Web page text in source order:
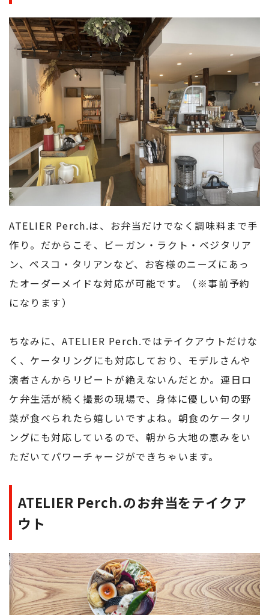
ATELIER Perch.は、お弁当だけでなく調味料まで手
作り。だからこそ、ビーガン・ラクト・ベジタリア
ン、ペスコ・タリアンなど、お客様のニーズにあっ
たオーダーメイドな対応が可能です。（※事前予約
になります）
ちなみに、ATELIER Perch.ではテイクアウトだけな
く、ケータリングにも対応しており、モデルさんや
演者さんからリピートが絶えないんだとか。連日ロ
ケ弁生活が続く撮影の現場で、身体に優しい旬の野
菜が食べられたら嬉しいですよね。朝食のケータリ
ングにも対応しているので、朝から大地の恵みをい
ただいてパワーチャージができちゃいます。
ATELIER Perch.のお弁当をテイクア
ウト